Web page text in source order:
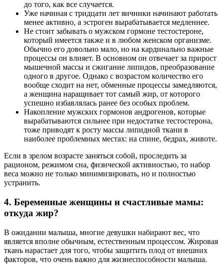
до того, как все случается.
Уже начиная с тридцати лет яичники начинают работать
менее активно, а эстроген вырабатывается медленнее.
Не стоит забывать о мужском гормоне тестостероне,
который имеется также и в любом женском организме.
Обычно его довольно мало, но на кардинально важные
процессы он влияет. В основном он отвечает за прирост
мышечной массы и сжигание липидов, преобразование
одного в другое. Однако с возрастом количество его
вообще сходит на нет, обменные процессы замедляются,
а женщина наращивает тот самый жир, от которого
успешно избавлялась ранее без особых проблем.
Накопление мужских гормонов андрогенов, которые
вырабатываются сильнее при недостатке тестостерона,
тоже приводят к росту массы липидной ткани в
наиболее проблемных местах: на спине, бедрах, животе.
Если в зрелом возрасте заняться собой, проследить за
рационом, режимом сна, физической активностью, то набор
веса можно не только минимизировать, но и полностью
устранить.
4. Беременные женщины и счастливые мамы:
откуда жир?
В ожидании малыша, многие девушки набирают вес, что
является вполне обычным, естественным процессом. Жировая
ткань нарастает для того, чтобы защитить плод от внешних
факторов, что очень важно для жизнеспособности малыша.